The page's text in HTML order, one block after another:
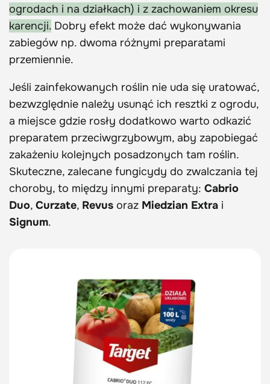
ogrodach i na działkach) i z zachowaniem okresu
karencji. Dobry efekt może dać wykonywania
zabiegów np. dwoma różnymi preparatami
przemiennie.
Jeśli zainfekowanych roślin nie uda się uratować,
bezwzględnie należy usunąć ich resztki z ogrodu,
a miejsce gdzie rosły dodatkowo warto odkazić
preparatem przeciwgrzybowym, aby zapobiegać
zakażeniu kolejnych posadzonych tam roślin.
Skuteczne, zalecane fungicydy do zwalczania tej
choroby, to między innymi preparaty: Cabrio
Duo, Curzate, Revus oraz Miedzian Extra i
Signum.